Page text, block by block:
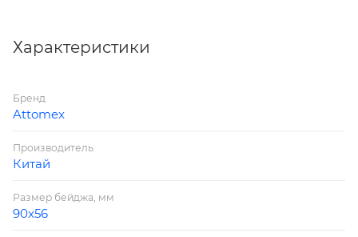
Цвет: прозрачный
Характеристики
Бренд
Attomex
Производитель
Китай
Размер бейджа, мм
90х56